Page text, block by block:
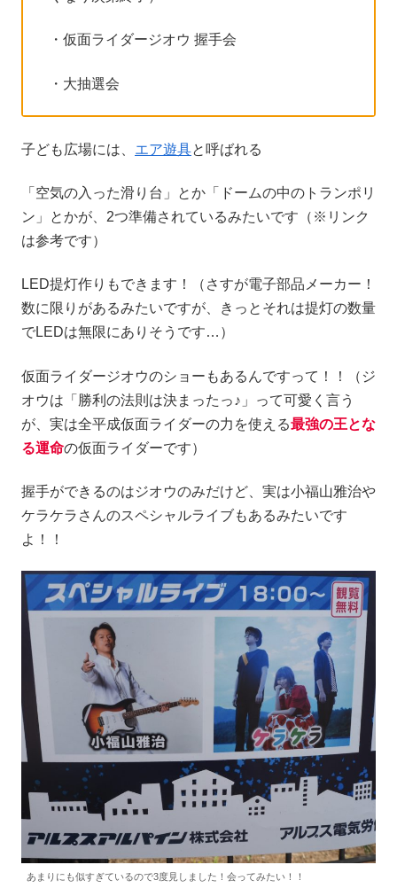
・仮面ライダージオウ 握手会
・大抽選会
子ども広場には、 エア遊具と呼ばれる
「空気の入った滑り台」とか「ドームの中のトランポリ
ン」とかが、2つ準備されているみたいです（※リンク
は参考です）
LED提灯作りもできます！（さすが電子部品メーカー！
数に限りがあるみたいですが、きっとそれは提灯の数量
でLEDは無限にありそうです…）
仮面ライダージオウのショーもあるんですって！！（ジ
オウは「勝利の法則は決まったっ♪」って可愛く言う
が、実は全平成仮面ライダーの力を使える最強の王とな
る運命の仮面ライダーです）
握手ができるのはジオウのみだけど、実は小福山雅治や
ケラケラさんのスペシャルライブもあるみたいです
よ！！
あまりにも似すぎているので3度見しました！会ってみたい！！